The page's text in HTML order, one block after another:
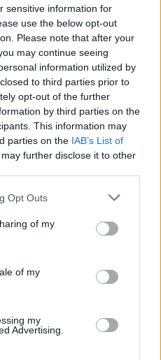
sensitive information for
use the below opt-out
Please note that after your
may continue seeing
information utilized by
to third parties prior to
opt-out of the further
by third parties on the
This information may
parties on the IAB’s List of
further disclose it to other
Opt Outs
of my
of my
my
Advertising.